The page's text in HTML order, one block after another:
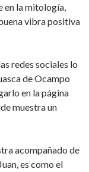
en la mitología,
vibra positiva
redes sociales lo
de Ocampo
en la página
muestra un
acompañado de
es como el